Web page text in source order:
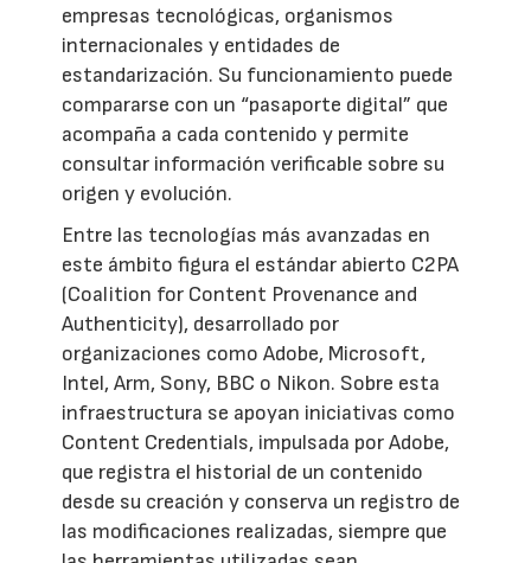
empresas tecnológicas, organismos
internacionales y entidades de
estandarización. Su funcionamiento puede
compararse con un “pasaporte digital” que
acompaña a cada contenido y permite
consultar información verificable sobre su
origen y evolución.
Entre las tecnologías más avanzadas en
este ámbito figura el estándar abierto C2PA
(Coalition for Content Provenance and
Authenticity), desarrollado por
organizaciones como Adobe, Microsoft,
Intel, Arm, Sony, BBC o Nikon. Sobre esta
infraestructura se apoyan iniciativas como
Content Credentials, impulsada por Adobe,
que registra el historial de un contenido
desde su creación y conserva un registro de
las modificaciones realizadas, siempre que